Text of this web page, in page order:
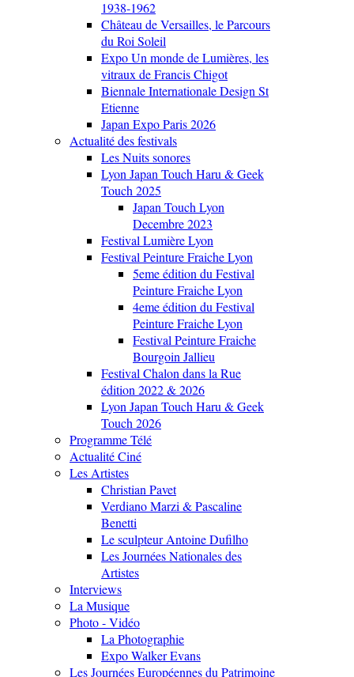
1938-1962
Château de Versailles, le Parcours
du Roi Soleil
Expo Un monde de Lumières, les
vitraux de Francis Chigot
Biennale Internationale Design St
Etienne
Japan Expo Paris 2026
Actualité des festivals
Les Nuits sonores
Lyon Japan Touch Haru & Geek
Touch 2025
Japan Touch Lyon
Decembre 2023
Festival Lumière Lyon
Festival Peinture Fraiche Lyon
5eme édition du Festival
Peinture Fraiche Lyon
4eme édition du Festival
Peinture Fraiche Lyon
Festival Peinture Fraiche
Bourgoin Jallieu
Festival Chalon dans la Rue
édition 2022 & 2026
Lyon Japan Touch Haru & Geek
Touch 2026
Programme Télé
Actualité Ciné
Les Artistes
Christian Pavet
Verdiano Marzi & Pascaline
Benetti
Le sculpteur Antoine Dufilho
Les Journées Nationales des
Artistes
Interviews
La Musique
Photo - Vidéo
La Photographie
Expo Walker Evans
Les Journées Européennes du Patrimoine